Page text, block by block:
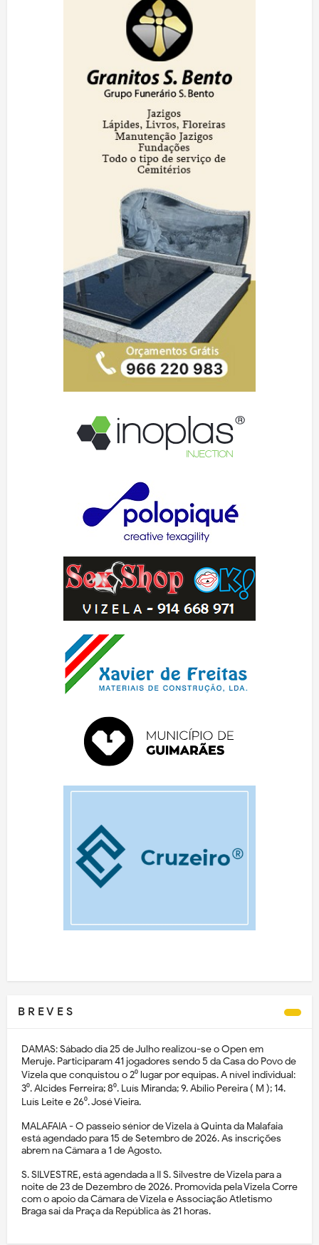
B R E V E S
DAMAS: Sábado dia 25 de Julho realizou-se o Open em
Meruje. Participaram 41 jogadores sendo 5 da Casa do Povo de
Vizela que conquistou o 2⁰ lugar por equipas. A nível individual:
3⁰. Alcides Ferreira; 8⁰. Luís Miranda; 9. Abílio Pereira ( M ); 14.
Luís Leite e 26⁰. José Vieira.
MALAFAIA - O passeio sénior de Vizela à Quinta da Malafaia
está agendado para 15 de Setembro de 2026. As inscrições
abrem na Câmara a 1 de Agosto.
S. SILVESTRE, está agendada a II S. Silvestre de Vizela para a
noite de 23 de Dezembro de 2026. Promovida pela Vizela Corre
com o apoio da Câmara de Vizela e Associação Atletismo
Braga sai da Praça da República às 21 horas.